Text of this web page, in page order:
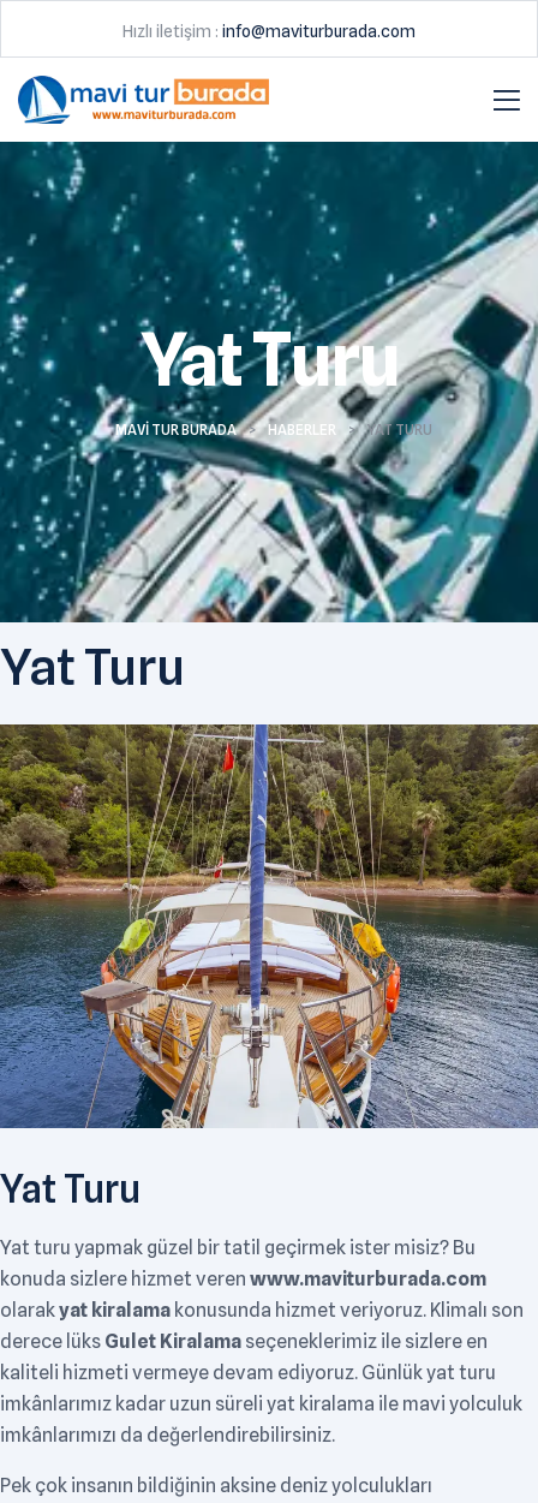
Hızlı iletişim : info@maviturburada.com
Yat Turu
MAVI TUR BURADA > HABERLER > YAT TURU
Yat Turu
Yat Turu
Yat turu yapmak güzel bir tatil geçirmek ister misiz? Bu
konuda sizlere hizmet veren www.maviturburada.com
olarakyat kiralama konusunda hizmet veriyoruz. Klimalı son
derece lüks Gulet Kiralama seçeneklerimiz ile sizlere en
kaliteli hizmeti vermeye devam ediyoruz. Günlük yat turu
imkânlarımız kadar uzun süreli yat kiralama ile mavi yolculuk
imkânlarımızı da değerlendirebilirsiniz.
Pek çok insanın bildiğinin aksine deniz yolculukları